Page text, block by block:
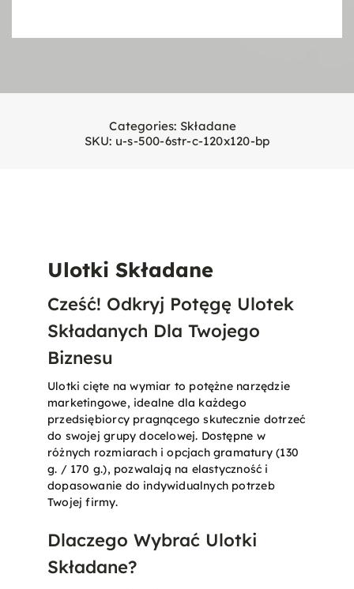
120x120
Categories: Składane
SKU: u-s-500-6str-c-120x120-bp
Ulotki Składane
Cześć! Odkryj Potęgę Ulotek
Składanych Dla Twojego
Biznesu
Ulotki cięte na wymiar to potężne narzędzie
marketingowe, idealne dla każdego
przedsiębiorcy pragnącego skutecznie dotrzeć
do swojej grupy docelowej. Dostępne w
różnych rozmiarach i opcjach gramatury (130
g. / 170 g.), pozwalają na elastyczność i
dopasowanie do indywidualnych potrzeb
Twojej firmy.
Dlaczego Wybrać Ulotki
Składane?